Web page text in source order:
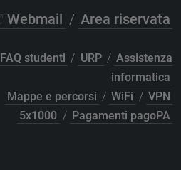
Webmail / Area riservata
FAQ studenti / URP / Assistenza
informatica
Mappe e percorsi / WiFi / VPN
5x1000 / Pagamenti pagoPA